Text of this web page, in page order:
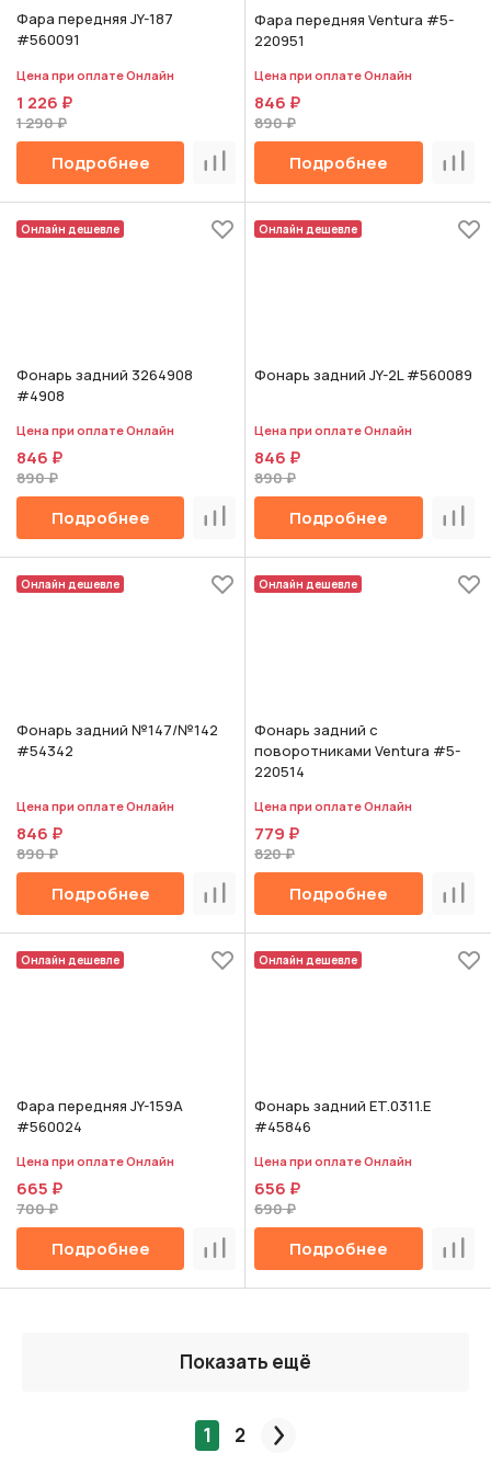
Фара передняя JY-187
#560091
Цена при оплате Онлайн
1 226 ₽
1 290 ₽
Подробнее Сравнить
Фара передняя Ventura #5-
220951
Цена при оплате Онлайн
846 ₽
890 ₽
Подробнее
Онлайн дешевле
Фонарь задний 3264908
#4908
Цена при оплате Онлайн
846 ₽
890 ₽
Подробнее Сравнить
Онлайн дешевле
Фонарь задний JY-2L #560089
Цена при оплате Онлайн
846 ₽
890 ₽
Подробнее
Онлайн дешевле
Фонарь задний №147/№142
#54342
Цена при оплате Онлайн
846 ₽
890 ₽
Подробнее Сравнить
Онлайн дешевле
Фонарь задний с
поворотниками Ventura #5-
220514
Цена при оплате Онлайн
779 ₽
820 ₽
Подробнее
Онлайн дешевле
Фара передняя JY-159A
#560024
Цена при оплате Онлайн
665 ₽
700 ₽
Подробнее Сравнить
Онлайн дешевле
Фонарь задний ET.0311.E
#45846
Цена при оплате Онлайн
656 ₽
690 ₽
Подробнее
Показать ещё
1 2 След.